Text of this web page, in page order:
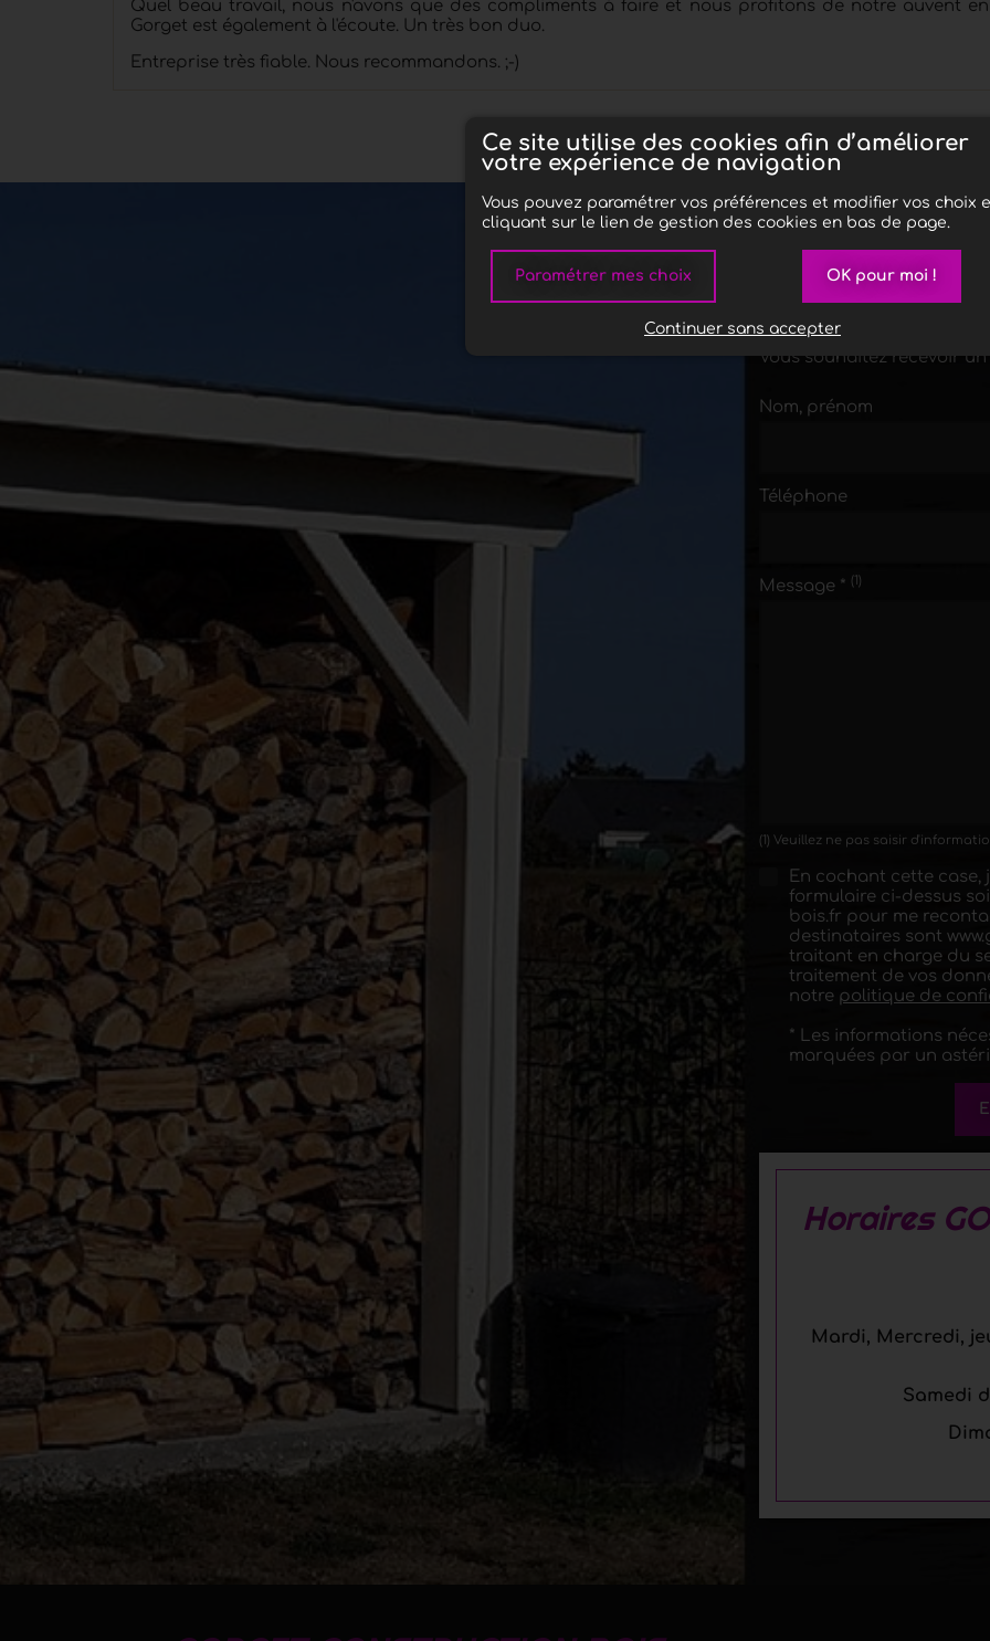
Quel beau travail, nous n'avons que des compliments à faire et nous profitons de notre auvent
Gorget est également à l'écoute. Un très bon duo.
Entreprise très fiable. Nous recommandons. ;-)
Plus
Vous souhaitez obtenir
Vous souhaitez recevoir un
Nom, prénom
Téléphone
Message * (1)
(1) Veuillez ne pas saisir
En cochant cette case,
formulaire ci-dessus
bois.fr pour me
destinataires sont
traitant en charge du
traitement de vos
notre politique de
* Les informations
marquées par un
Horaires
Mardi, Mercredi,
Samedi
Ce site utilise des cookies afin d’améliorer
votre expérience de navigation
Vous pouvez paramétrer vos préférences et modifier vos choix
cliquant sur le lien de gestion des cookies en bas de page.
Paramétrer mes choix OK pour moi !
Continuer sans accepter